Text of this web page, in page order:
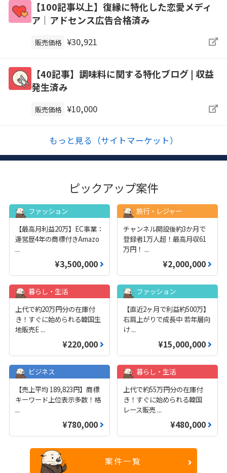
【100記事以上】復縁に特化した恋愛メディ
ア｜アドセンス広告合格済み
販売価格 ¥30,921
【40記事】調味料に関する特化ブログ | 収益
発生済み
販売価格 ¥10,000
もっと見る（サイトマーケット）
ピックアップ案件
ファッション
【最高月利益20万】EC事業：
運営歴4年の商標付きAmazo
...
¥3,500,000
旅行・レジャー
チャンネル開設後約3か月で
登録者1万人超！最高月収61
万円！ ...
¥2,000,000
暮らし・生活
上代で約20万円分の在庫付
き！すぐに始められる韓国生
地販売E ...
¥220,000
ファッション
【直近2ヶ月で利益約500万】
右肩上がりで成長中 若年層向
け...
¥15,000,000
ビジネス
【売上平均 189,823円】商標
キーワード上位表示多数！格
...
¥780,000
暮らし・生活
上代で約55万円分の在庫付
き！すぐに始められる韓国
レース販売 ...
¥480,000
案件一覧